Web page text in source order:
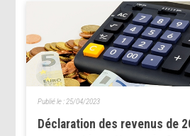
Déclaration des revenus de
Publié le : 25/04/2023